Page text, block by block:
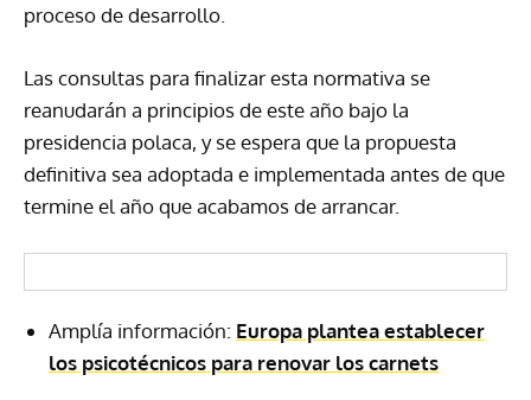
proceso de desarrollo.
Las consultas para finalizar esta normativa se
reanudarán a principios de este año bajo la
presidencia polaca, y se espera que la propuesta
definitiva sea adoptada e implementada antes de que
termine el año que acabamos de arrancar.
Amplía información: Europa plantea establecer
los psicotécnicos para renovar los carnets